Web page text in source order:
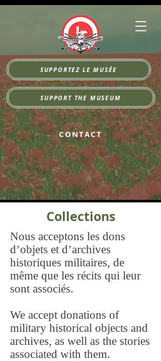
SUPPORTEZ LE MUSÉE
SUPPORT THE MUSEUM
CONTACT
Collections
Nous acceptons les dons
d’objets et d’archives
historiques militaires, de
même que les récits qui leur
sont associés.
We accept donations of
military historical objects and
archives, as well as the stories
associated with them.